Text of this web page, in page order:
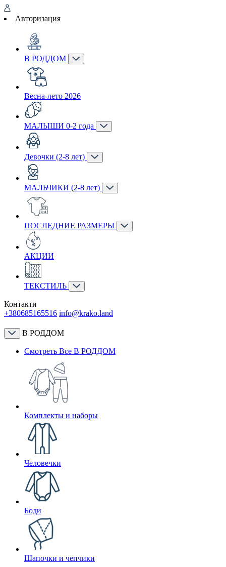
Авторизация
В РОДДОМ
Весна-лето 2026
МАЛЫШИ 0-2 года
Девочки (2-8 лет)
МАЛЬЧИКИ (2-8 лет)
ПОСЛЕДНИЕ РАЗМЕРЫ
АКЦИИ
ТЕКСТИЛЬ
Контакти
+380685165516 info@krako.land
В РОДДОМ
Смотреть Все В РОДДОМ
Комплекты и наборы
Человечки
Боди
Шапочки и чепчики